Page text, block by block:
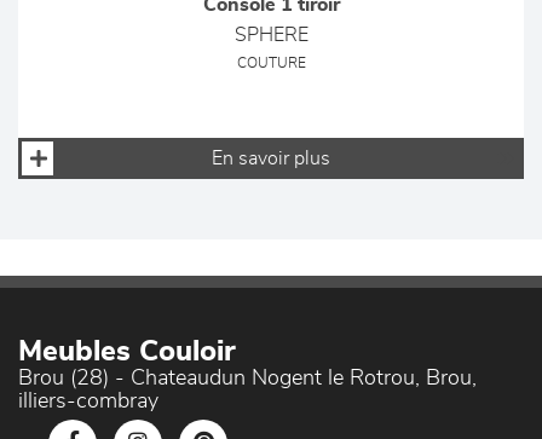
Console 1 tiroir
SPHERE
COUTURE
En savoir plus
Meubles Couloir
Brou (28) - Chateaudun Nogent le Rotrou, Brou,
illiers-combray